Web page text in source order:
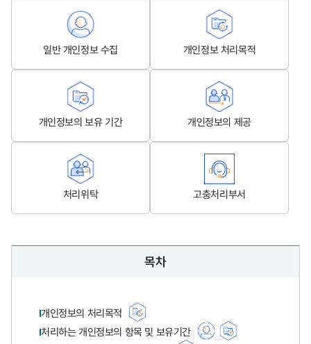
일반 개인정보 수집 개인정보 처리목적
개인정보의 보유 기간 개인정보의 제공
처리위탁 고충처리부서
목차
개인정보의 처리목적
처리하는 개인정보의 항목 및 보유기간